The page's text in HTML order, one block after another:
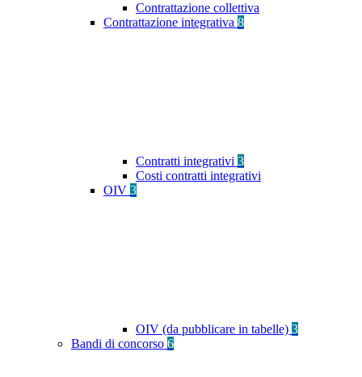
Contrattazione collettiva
Contrattazione integrativa 8
Contratti integrativi 3
Costi contratti integrativi
OIV 3
OIV (da pubblicare in tabelle) 3
Bandi di concorso 6